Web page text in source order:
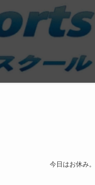
今日はお休み。